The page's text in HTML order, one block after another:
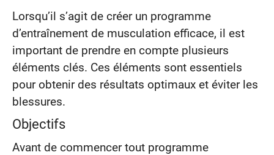
Lorsqu’il s’agit de créer un programme
d’entraînement de musculation efficace, il est
important de prendre en compte plusieurs
éléments clés. Ces éléments sont essentiels
pour obtenir des résultats optimaux et éviter les
blessures.
Objectifs
Avant de commencer tout programme